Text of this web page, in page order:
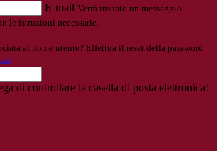
E-mail Verrà inviato un messaggio
le istruzioni necessarie.
al nome utente? Effettua il reset della password
di controllare la casella di posta elettronica!